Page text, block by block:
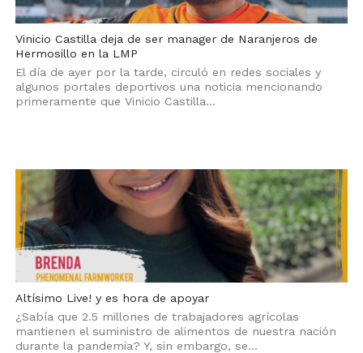
Vinicio Castilla deja de ser manager de Naranjeros de
Hermosillo en la LMP
El día de ayer por la tarde, circuló en redes sociales y
algunos portales deportivos una noticia mencionando
primeramente que Vinicio Castilla...
Altísimo Live! y es hora de apoyar
¿Sabía que 2.5 millones de trabajadores agrícolas
mantienen el suministro de alimentos de nuestra nación
durante la pandemia? Y, sin embargo, se...